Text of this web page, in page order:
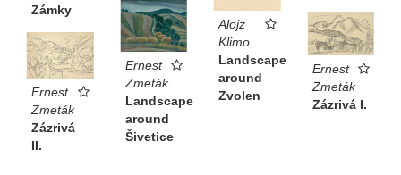
Zámky
Alojz
Klimo
Landscape
around
Zvolen
Ernest
Zmeták
Landscape
around
Šivetice
Ernest
Zmeták
Zázrivá I.
Ernest
Zmeták
Zázrivá
II.